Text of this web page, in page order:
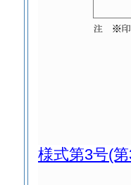
様式第3号(